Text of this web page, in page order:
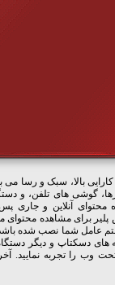
کارایی بالا، سبک و رسا می
گوشی های تلفن، و
آنلاین و جاری
برای مشاهده محتوای
عامل شما نصب شده باشد .
های دسکتاپ و دیگر
وب را تجربه نمایید.